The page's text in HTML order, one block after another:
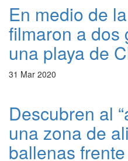
En medio de
filmaron a dos
una playa de
31 Mar 2020
Descubren al
una zona de
ballenas